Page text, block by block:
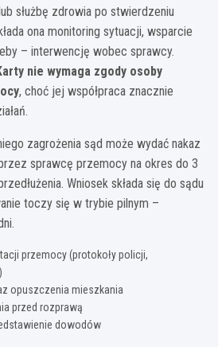
służbę zdrowia po stwierdzeniu
ona monitoring sytuacji, wsparcie
– interwencję wobec sprawcy.
nie wymaga zgody osoby
, choć jej współpraca znacznie
zagrożenia sąd może wydać nakaz
sprawcę przemocy na okres do 3
Wniosek składa się do sądu
toczy się w trybie pilnym –
przemocy (protokoły policji,
opuszczenia mieszkania
przed rozprawą
dowodów